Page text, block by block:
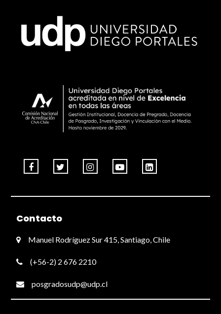
Contacto
Manuel Rodríguez Sur 415, Santiago, Chile
(+56-2) 2 676 2210
posgradosudp@udp.cl